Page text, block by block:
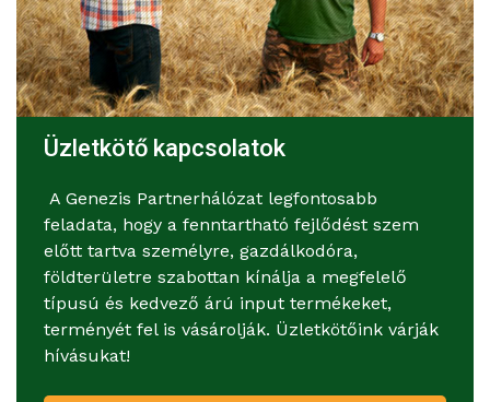
Üzletkötő kapcsolatok
A Genezis Partnerhálózat legfontosabb
feladata, hogy a fenntartható fejlődést szem
előtt tartva személyre, gazdálkodóra,
földterületre szabottan kínálja a megfelelő
típusú és kedvező árú input termékeket,
terményét fel is vásárolják. Üzletkötőink várják
hívásukat!